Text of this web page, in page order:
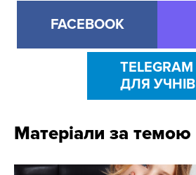
FACEBOOK
TELEGRAM
ДЛЯ УЧНІВ
Матеріали за темою